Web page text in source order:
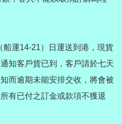
船運14-21）日運送到港，現貨
知客戶貨已到，客戶請於七天
而逾期未能安排交收，將會被
有已付之訂金或款項不獲退